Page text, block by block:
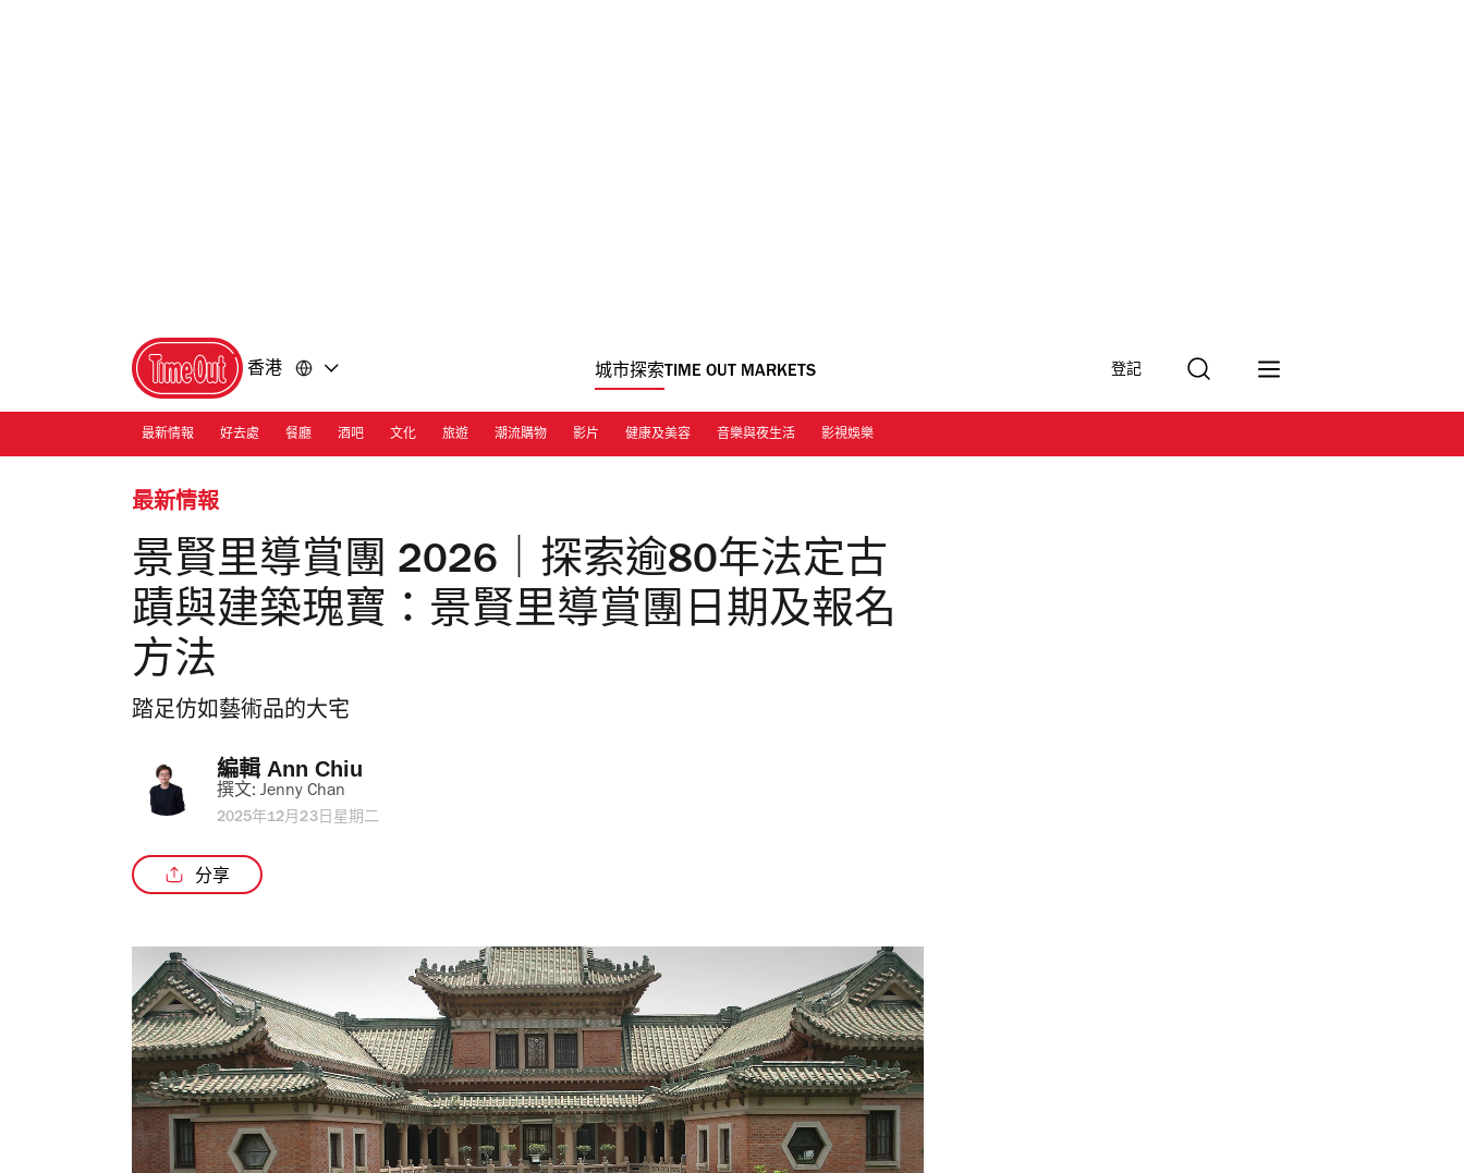
香港 城市探索TIME OUT MARKETS 登記
最新情報 好去處 餐廳 酒吧 文化 旅遊 潮流購物 影片 健康及美容 音樂與夜生活 影視娛樂
最新情報
景賢里導賞團 2026｜探索逾80年法定古
蹟與建築瑰寶：景賢里導賞團日期及報名
方法
踏足仿如藝術品的大宅
編輯 Ann Chiu
撰文: Jenny Chan
2025年12月23日星期二
分享